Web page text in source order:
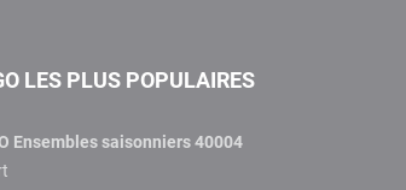
LES PLUS POPULAIRES
Ensembles saisonniers 40004